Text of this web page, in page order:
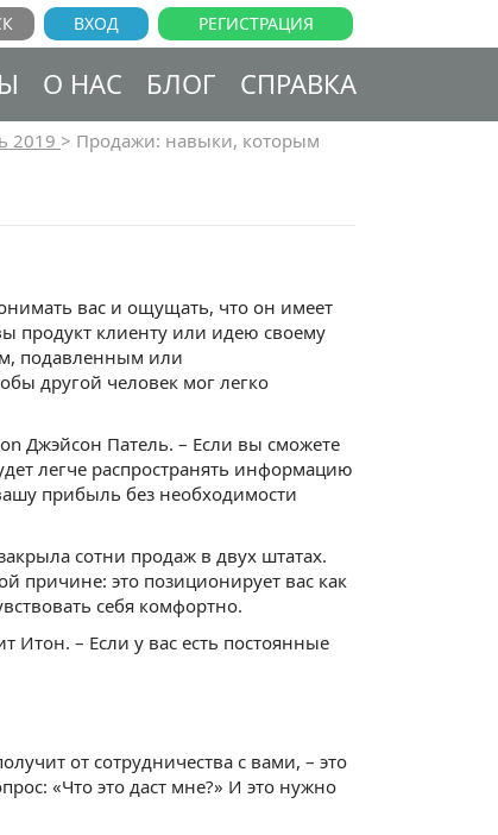
РЕГИСТРАЦИЯ
ВХОД
О НАС БЛОГ СПРАВКА
2019 > Продажи: навыки, которым
вас и ощущать, что он имеет
продукт клиенту или идею своему
подавленным или
другой человек мог легко
Джэйсон Патель. – Если вы сможете
легче распространять информацию
прибыль без необходимости
сотни продаж в двух штатах.
причине: это позиционирует вас как
себя комфортно.
Итон. – Если у вас есть постоянные
от сотрудничества с вами, – это
«Что это даст мне?» И это нужно